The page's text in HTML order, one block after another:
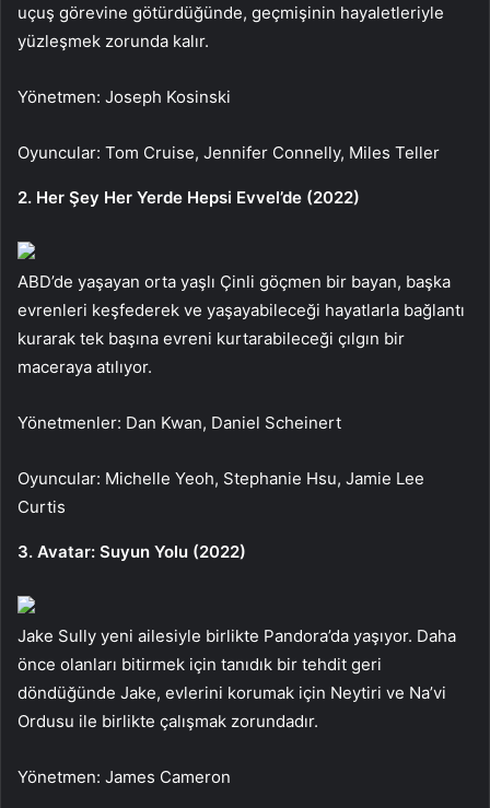
uçuş görevine götürdüğünde, geçmişinin hayaletleriyle
yüzleşmek zorunda kalır.
Yönetmen: Joseph Kosinski
Oyuncular: Tom Cruise, Jennifer Connelly, Miles Teller
2. Her Şey Her Yerde Hepsi Evvel’de (2022)
ABD’de yaşayan orta yaşlı Çinli göçmen bir bayan, başka
evrenleri keşfederek ve yaşayabileceği hayatlarla bağlantı
kurarak tek başına evreni kurtarabileceği çılgın bir
maceraya atılıyor.
Yönetmenler: Dan Kwan, Daniel Scheinert
Oyuncular: Michelle Yeoh, Stephanie Hsu, Jamie Lee
Curtis
3. Avatar: Suyun Yolu (2022)
Jake Sully yeni ailesiyle birlikte Pandora’da yaşıyor. Daha
önce olanları bitirmek için tanıdık bir tehdit geri
döndüğünde Jake, evlerini korumak için Neytiri ve Na’vi
Ordusu ile birlikte çalışmak zorundadır.
Yönetmen: James Cameron